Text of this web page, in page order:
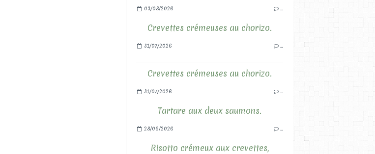
03/08/2026 …
Crevettes crémeuses au chorizo.
31/07/2026 …
Crevettes crémeuses au chorizo.
31/07/2026 …
Tartare aux deux saumons.
28/06/2026 …
Risotto crémeux aux crevettes,